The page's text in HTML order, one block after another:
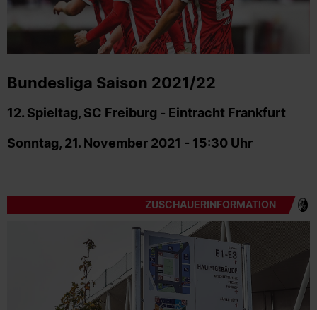
Bundesliga Saison 2021/22
12. Spieltag, SC Freiburg - Eintracht Frankfurt
Sonntag, 21. November 2021 - 15:30 Uhr
ZUSCHAUERINFORMATION